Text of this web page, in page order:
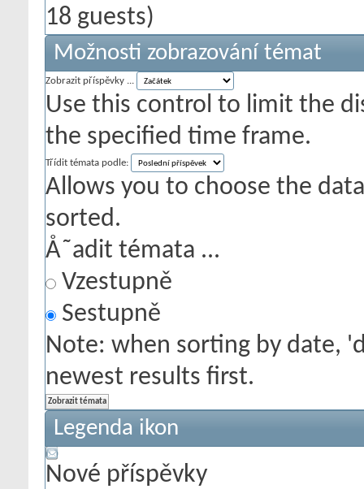
18 guests)
Možnosti zobrazování témat
Zobrazit příspěvky ...
Use this control to limit the
the specified time frame.
Třídit témata podle:
Allows you to choose the
sorted.
Å˜adit témata ...
Vzestupně
Sestupně
Note: when sorting by date,
newest results first.
Legenda ikon
Nové příspěvky